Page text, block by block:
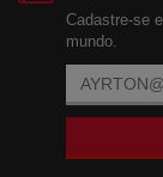
Cadastre-se
mundo.